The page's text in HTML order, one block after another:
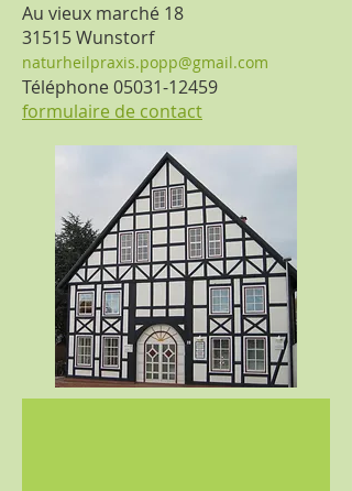
Au vieux marché 18
31515 Wunstorf
naturheilpraxis.popp@gmail.com
Téléphone05031-12459
formulaire de contact